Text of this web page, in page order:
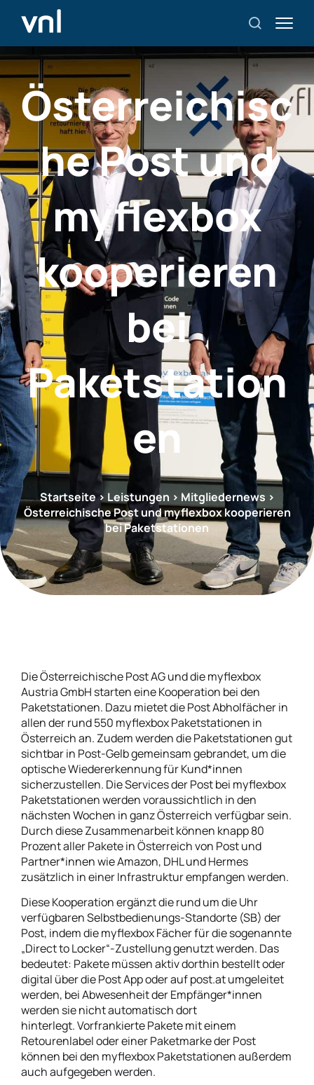
Österreichisc
he Post und
myflexbox
kooperieren
bei
Paketstation
en
Startseite> Leistungen > Mitgliedernews >
Österreichische Post und myflexbox kooperieren
bei Paketstationen
Die Österreichische Post AG und die myflexbox
Austria GmbH starten eine Kooperation bei den
Paketstationen. Dazu mietet die Post Abholfächer in
allen der rund 550 myflexbox Paketstationen in
Österreich an. Zudem werden die Paketstationen gut
sichtbar in Post-Gelb gemeinsam gebrandet, um die
optische Wiedererkennung für Kund*innen
sicherzustellen. Die Services der Post bei myflexbox
Paketstationen werden voraussichtlich in den
nächsten Wochen in ganz Österreich verfügbar sein.
Durch diese Zusammenarbeit können knapp 80
Prozent aller Pakete in Österreich von Post und
Partner*innen wie Amazon, DHL und Hermes
zusätzlich in einer Infrastruktur empfangen werden.
Diese Kooperation ergänzt die rund um die Uhr
verfügbaren Selbstbedienungs-Standorte (SB) der
Post, indem die myflexbox Fächer für die sogenannte
„Direct to Locker“-Zustellung genutzt werden. Das
bedeutet: Pakete müssen aktiv dorthin bestellt oder
digital über die Post App oder auf post.at umgeleitet
werden, bei Abwesenheit der Empfänger*innen
werden sie nicht automatisch dort
hinterlegt. Vorfrankierte Pakete mit einem
Retourenlabel oder einer Paketmarke der Post
können bei den myflexbox Paketstationen außerdem
auch aufgegeben werden.